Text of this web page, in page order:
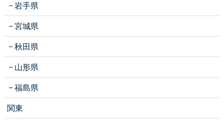
岩手県
宮城県
秋田県
山形県
福島県
関東